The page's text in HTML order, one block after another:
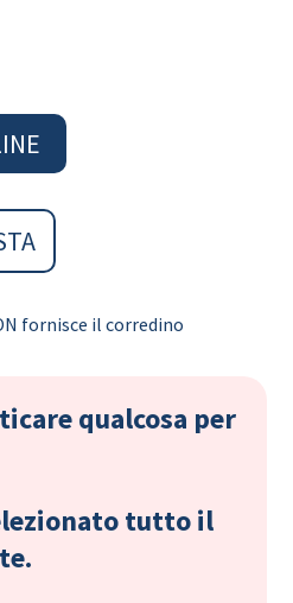
fornisce il corredino
qualcosa per
tutto il